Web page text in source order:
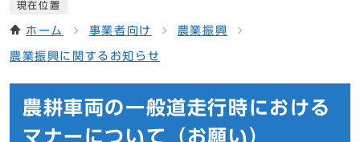
現在位置
ホーム 事業者向け 農業振興
農業振興に関するお知らせ
農耕車両の一般道走行時における
マナーについて（お願い）